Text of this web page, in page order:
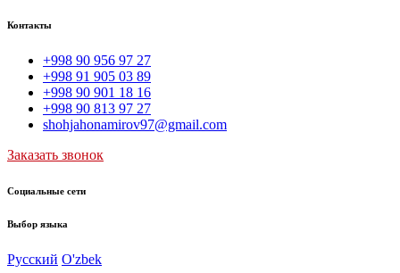
Контакты
+998 90 956 97 27
+998 91 905 03 89
+998 90 901 18 16
+998 90 813 97 27
shohjahonamirov97@gmail.com
Заказать звонок
Социальные сети
Выбор языка
Русский O'zbek